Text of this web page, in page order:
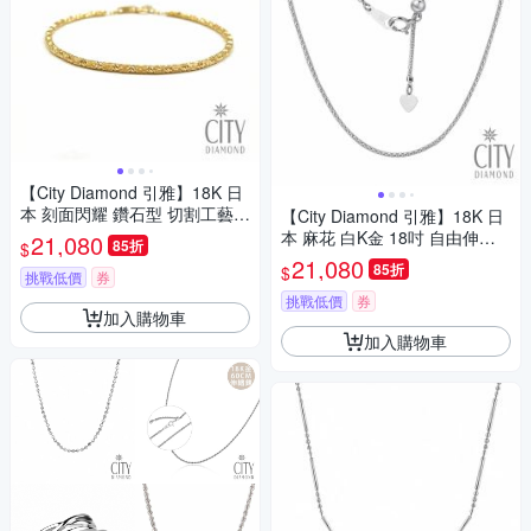
【City Diamond 引雅】18K 日
本 刻面閃耀 鑽石型 切割工藝
黃K金 手鍊(東京Yuki表參道系
列)
$21,080 85折
挑戰低價 券
加入購物車
【City Diamond 引雅】18K 日
本 麻花 白K金 18吋 自由伸縮
項鍊(東京Yuki表參道系列)
$21,080 85折
挑戰低價 券
加入購物車